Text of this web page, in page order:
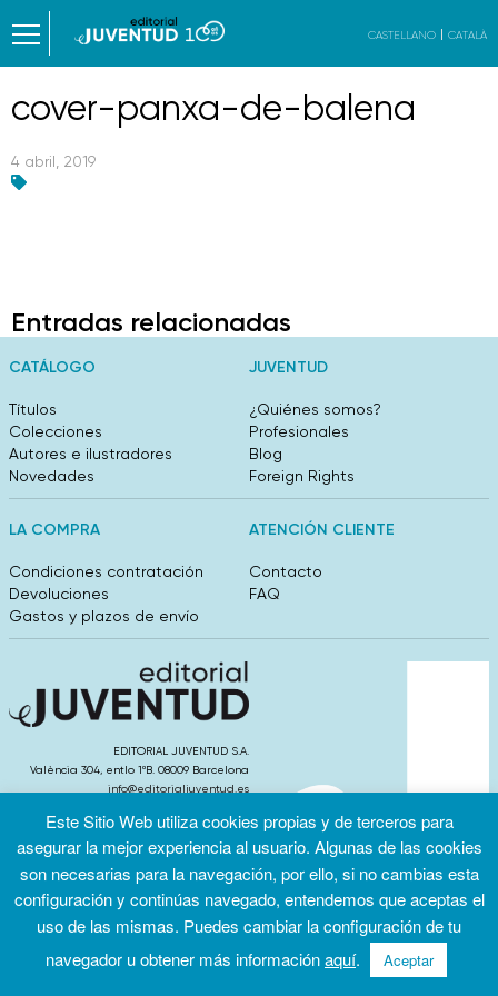
CASTELLANO CATALÀ
cover-panxa-de-balena
4 abril, 2019
Entradas relacionadas
CATÁLOGO
Títulos
Colecciones
Autores e ilustradores
Novedades
JUVENTUD
¿Quiénes somos?
Profesionales
Blog
Foreign Rights
LA COMPRA
Condiciones contratación
Devoluciones
Gastos y plazos de envío
ATENCIÓN CLIENTE
Contacto
FAQ
EDITORIAL JUVENTUD S.A.
València 304, entlo 1ºB. 08009 Barcelona
info@editorialjuventud.es
Condiciones
Política de
Política de
Este Sitio Web utiliza cookies propias y de terceros para
asegurar la mejor experiencia al usuario. Algunas de las cookies
son necesarias para la navegación, por ello, si no cambias esta
configuración y continúas navegado, entendemos que aceptas el
uso de las mismas. Puedes cambiar la configuración de tu
navegador u obtener más informaciónaquí. Aceptar